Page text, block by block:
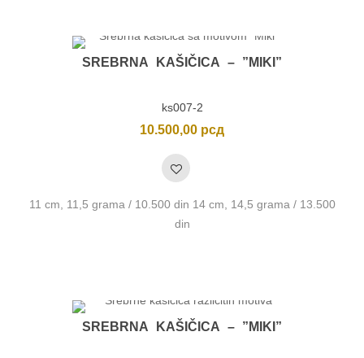
SREBRNA KAŠIČICA – ”MIKI”
ks007-2
10.500,00 рсд
11 cm, 11,5 grama / 10.500 din 14 cm, 14,5 grama / 13.500
din
SREBRNA KAŠIČICA – ”MIKI”